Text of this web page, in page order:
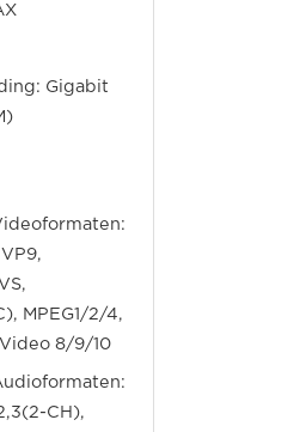
Gigabit
MPEG1/2/4,
8/9/10
CH),